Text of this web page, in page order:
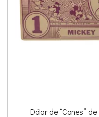
Dólar de “Cones”